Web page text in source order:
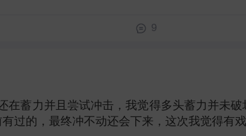
9
在蓄力并且尝试冲击，我觉得多头蓄力并未
过的，最终冲不动还会下来，这次我觉得有戏